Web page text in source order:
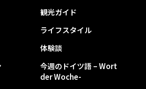
観光ガイド
ライフスタイル
体験談
今週のドイツ語 – Wort
der Woche-